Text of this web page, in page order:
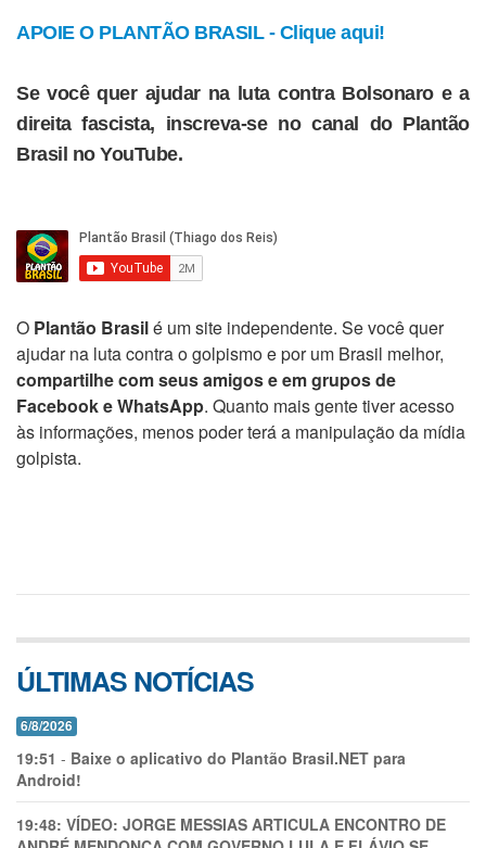
APOIE O PLANTÃO BRASIL - Clique aqui!
Se você quer ajudar na luta contra Bolsonaro e a
direita fascista, inscreva-se no canal do Plantão
Brasil no YouTube.
O Plantão Brasilé um site independente. Se você quer
ajudar na luta contra o golpismo e por um Brasil melhor,
compartilhe com seus amigos e em grupos de
Facebook e WhatsApp. Quanto mais gente tiver acesso
às informações, menos poder terá a manipulação da mídia
golpista.
ÚLTIMAS NOTÍCIAS
6/8/2026
19:51 - Baixe o aplicativo do Plantão Brasil.NET para
Android!
19:48: VÍDEO: JORGE MESSIAS ARTICULA ENCONTRO DE